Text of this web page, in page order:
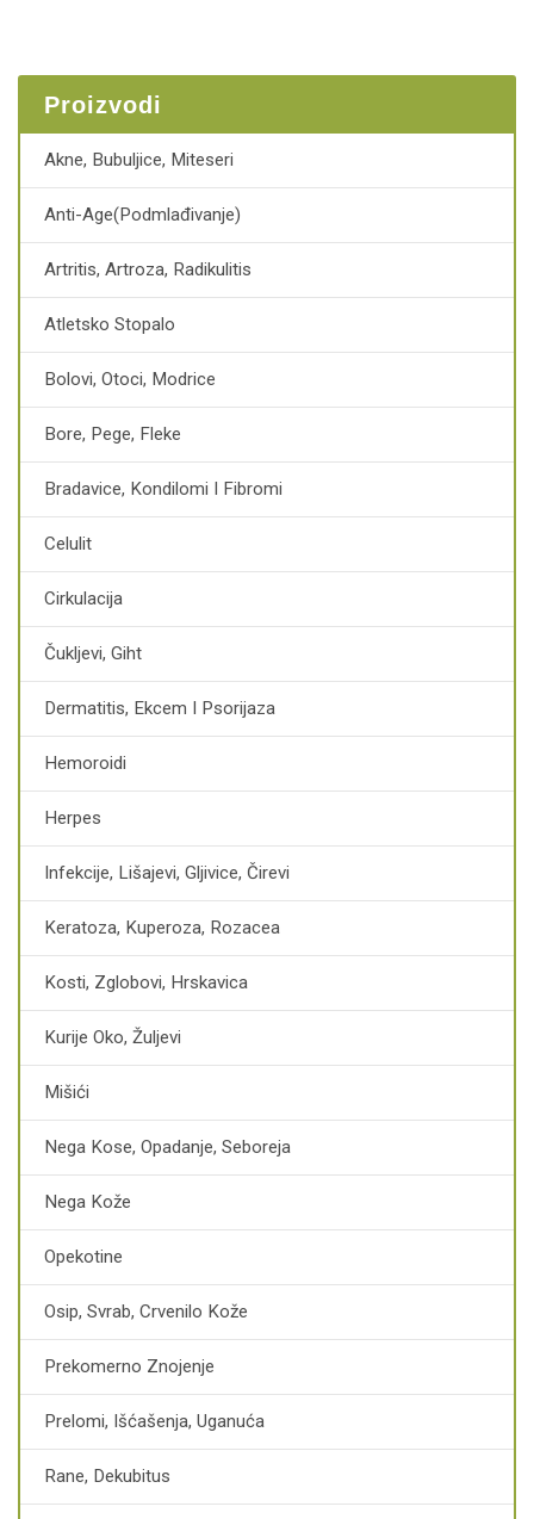
Proizvodi
Akne, Bubuljice, Miteseri
Anti-Age(podmlađivanje)
Artritis, Artroza, Radikulitis
Atletsko Stopalo
Bolovi, Otoci, Modrice
Bore, Pege, Fleke
Bradavice, Kondilomi I Fibromi
Celulit
Cirkulacija
Čukljevi, Giht
Dermatitis, Ekcem I Psorijaza
Hemoroidi
Herpes
Infekcije, Lišajevi, Gljivice, Čirevi
Keratoza, Kuperoza, Rozacea
Kosti, Zglobovi, Hrskavica
Kurije Oko, Žuljevi
Mišići
Nega Kose, Opadanje, Seboreja
Nega Kože
Opekotine
Osip, Svrab, Crvenilo Kože
Prekomerno Znojenje
Prelomi, Išćašenja, Uganuća
Rane, Dekubitus